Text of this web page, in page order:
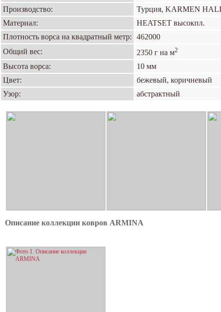
Производство:
Турция, KARMEN HALI
Материал:
HEATSET высокпл.
Плотность ворса на квадратный метр:
462000
Общий вес:
2350 г на м2
Высота ворса:
10 мм
Цвет:
бежевый, коричневый
Узор:
абстрактный
Описание коллекции ковров ARMINA